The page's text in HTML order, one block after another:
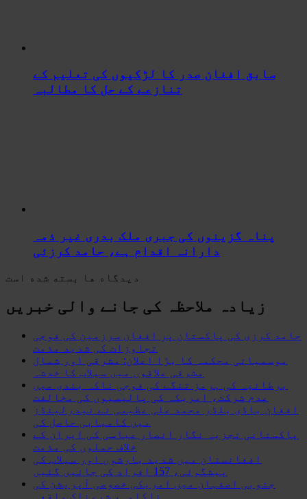
سابق افغان صدر کا لڑکیوں کی تعلیم کے
تنازعے کے حل کا مطالبہ
پناہ گزینوں کی جبری ملک بدری غیر ذمہ
دارانہ اقدام ہے، حامد کرزئی
دیدگاه ها بسته شده است
زیادہ ملاحظہ کی جانے والی خبریں
حامد کرزی کی پاکستان پر افغان سرزمین کی فوجی
تجاوزات کی شدید مذمت
موسمیاتی محکمہ کا بڑا اعلان: مشرقی اور شمال
مشرقی علاقوں میں سیلاب کا خدشہ
برطانیہ کی ہرمز تنگے کی فوجی ناکہ بندی میں
عدم شرکت، امریکہ کی پالیسیوں کی مخالفت
افغان باڈی بلڈر محمد علی عظیمی نے نیدرلینڈز
میں کامیابی حاصل کی
پاکستانی تجزیہ نگار انصار عباسی کی ایران کے
خلاف حملوں کی مذمت
افغانستان میں شدید بارشوں اور سیلاب کی
پیشگوئی، 157 افراد کی جانیں گئیں
جنوبی اصفہان میں امریکی خصوصی آپریشن کی
ناکامی، شرمناک واقعہ